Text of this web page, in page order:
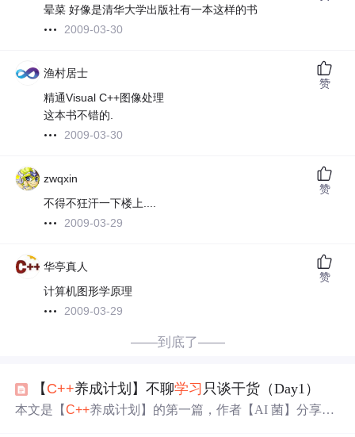
晕菜 好像是清华大学出版社有一本这样的书
2009-03-30
渔村居士
精通Visual C++图像处理
这本书不错的.
2009-03-30
赞
zwqxin
不得不狂汗一下楼上....
2009-03-29
赞
华亭真人
计算机图形学原理
2009-03-29
赞
——到底了——
【 C++养成计划】不聊学习 只谈干货（Day1）
本文是【C++养成计划】的第一篇，作者【AI 菌】分享了